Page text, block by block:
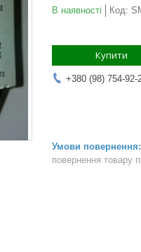
В наявності Код:
Купити
+380 (98) 754-92-
повернення товару